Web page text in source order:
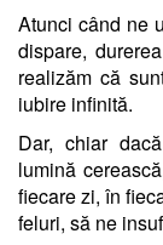
Atunci când ne
dispare,
realizăm că
iubire infinită.
Dar, chiar
lumină
fiecare zi, în
feluri, să ne